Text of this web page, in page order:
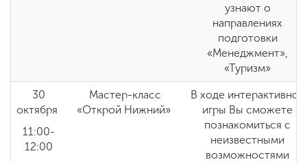
узнают о
направлениях
подготовки
«Менеджмент»,
«Туризм»
30
октября
11:00-
12:00
Мастер-класс
«Открой Нижний»
В ходе интерактивной
игры Вы сможете
познакомиться с
неизвестными
возможностями